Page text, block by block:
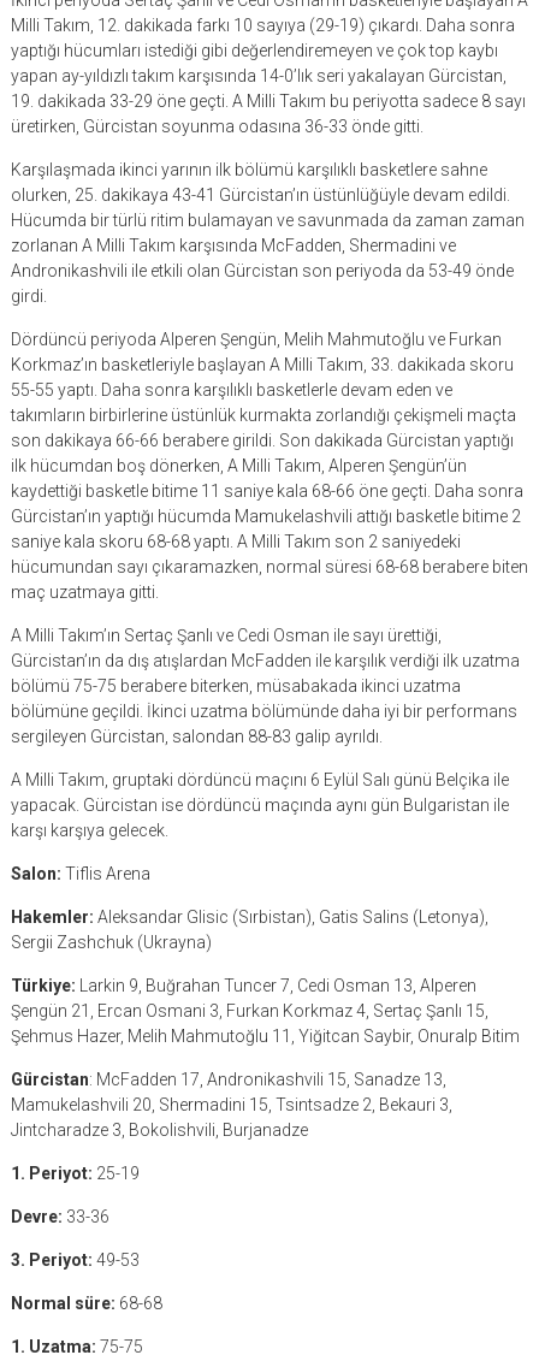
Milli Takım, 12. dakikada farkı 10 sayıya (29-19) çıkardı. Daha sonra
yaptığı hücumları istediği gibi değerlendiremeyen ve çok top kaybı
yapan ay-yıldızlı takım karşısında 14-0’lık seri yakalayan Gürcistan,
19. dakikada 33-29 öne geçti. A Milli Takım bu periyotta sadece 8 sayı
üretirken, Gürcistan soyunma odasına 36-33 önde gitti.
Karşılaşmada ikinci yarının ilk bölümü karşılıklı basketlere sahne
olurken, 25. dakikaya 43-41 Gürcistan’ın üstünlüğüyle devam edildi.
Hücumda bir türlü ritim bulamayan ve savunmada da zaman zaman
zorlanan A Milli Takım karşısında McFadden, Shermadini ve
Andronikashvili ile etkili olan Gürcistan son periyoda da 53-49 önde
girdi.
Dördüncü periyoda Alperen Şengün, Melih Mahmutoğlu ve Furkan
Korkmaz’ın basketleriyle başlayan A Milli Takım, 33. dakikada skoru
55-55 yaptı. Daha sonra karşılıklı basketlerle devam eden ve
takımların birbirlerine üstünlük kurmakta zorlandığı çekişmeli maçta
son dakikaya 66-66 berabere girildi. Son dakikada Gürcistan yaptığı
ilk hücumdan boş dönerken, A Milli Takım, Alperen Şengün’ün
kaydettiği basketle bitime 11 saniye kala 68-66 öne geçti. Daha sonra
Gürcistan’ın yaptığı hücumda Mamukelashvili attığı basketle bitime 2
saniye kala skoru 68-68 yaptı. A Milli Takım son 2 saniyedeki
hücumundan sayı çıkaramazken, normal süresi 68-68 berabere biten
maç uzatmaya gitti.
A Milli Takım’ın Sertaç Şanlı ve Cedi Osman ile sayı ürettiği,
Gürcistan’ın da dış atışlardan McFadden ile karşılık verdiği ilk uzatma
bölümü 75-75 berabere biterken, müsabakada ikinci uzatma
bölümüne geçildi. İkinci uzatma bölümünde daha iyi bir performans
sergileyen Gürcistan, salondan 88-83 galip ayrıldı.
A Milli Takım, gruptaki dördüncü maçını 6 Eylül Salı günü Belçika ile
yapacak. Gürcistan ise dördüncü maçında aynı gün Bulgaristan ile
karşı karşıya gelecek.
Salon: Tiflis Arena
Hakemler: Aleksandar Glisic (Sırbistan), Gatis Salins (Letonya),
Sergii Zashchuk (Ukrayna)
Türkiye:
Larkin 9, Buğrahan Tuncer 7, Cedi Osman 13, Alperen
Şengün 21, Ercan Osmani 3, Furkan Korkmaz 4, Sertaç Şanlı 15,
Şehmus Hazer, Melih Mahmutoğlu 11, Yiğitcan Saybir, Onuralp Bitim
Gürcistan: McFadden 17, Andronikashvili 15, Sanadze 13,
Mamukelashvili 20, Shermadini 15, Tsintsadze 2, Bekauri 3,
Jintcharadze 3, Bokolishvili, Burjanadze
1. Periyot: 25-19
Devre: 33-36
3. Periyot: 49-53
Normal süre: 68-68
1. Uzatma: 75-75